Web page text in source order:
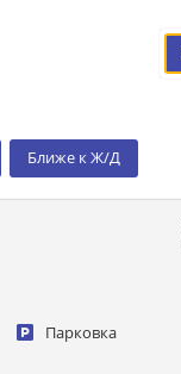
Ближе к Ж/Д
Парковка